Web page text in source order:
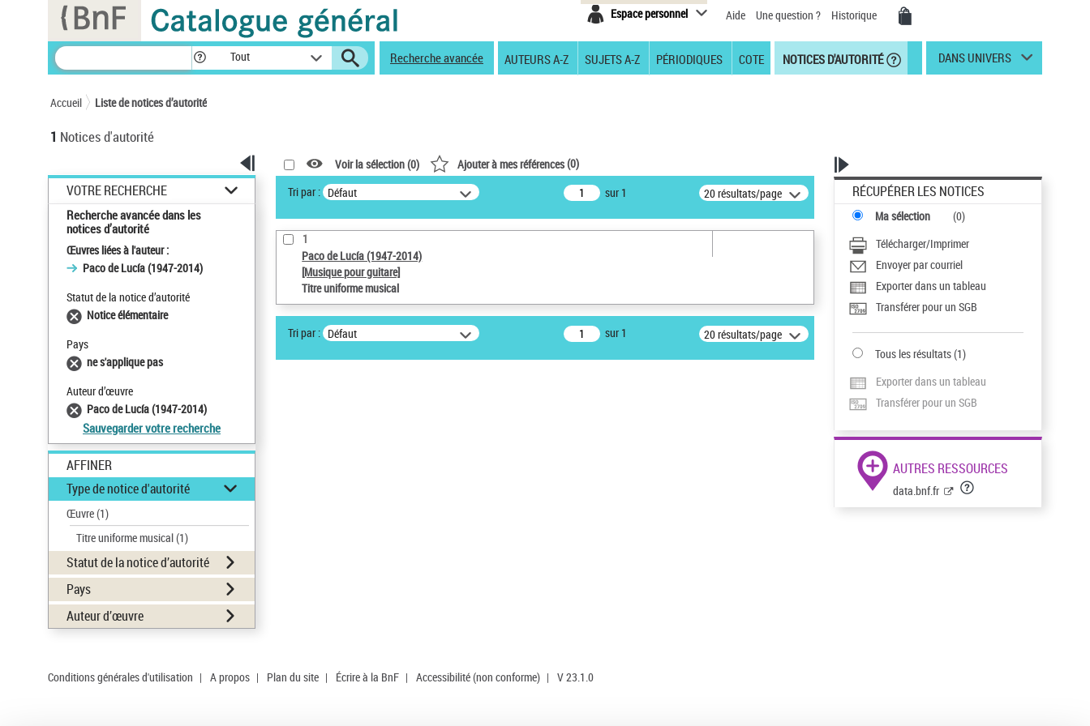
Espace personnel Aide Une question ? Historique
Tout Recherche avancée AUTEURS A-Z SUJETS A-Z PÉRIODIQUES COTE NOTICES D'AUTORITÉ DANS UNIVERS
Accueil Liste de notices d’autorité
1 Notices d'autorité
VOTRE RECHERCHE
Recherche avancée dans les
notices d’autorité
Œuvres liées à l'auteur :
Paco de Lucía (1947-2014)
Statut de la notice d’autorité
Notice élémentaire
Pays
ne s'applique pas
Auteur d’œuvre
Paco de Lucía (1947-2014)
Sauvegarder votre recherche
AFFINER
Type de notice d'autorité
Œuvre(1)
Titre uniforme musical(1)
Statut de la notice d’autorité
Pays
Auteur d’œuvre
Voir la sélection (0) Ajouter à mes références(0)
Tri par : Défaut sur 1 20 résultats/page
1
Paco de Lucía (1947-2014)
[Musique pour guitare]
Titre uniforme musical
Tri par : Défaut sur 1 20 résultats/page
RÉCUPÉRER LES NOTICES
Ma sélection (0)
Télécharger/Imprimer
Envoyer par courriel
Exporter dans un tableau
Transférer pour un SGB
Tous les résultats(1)
Exporter dans un tableau
Transférer pour un SGB
AUTRES RESSOURCES
data.bnf.fr
Conditions générales d'utilisation | A propos | Plan du site | Écrire à la BnF | Accessibilité (non conforme) | V 23.1.0
Panneau de gestion des cookies